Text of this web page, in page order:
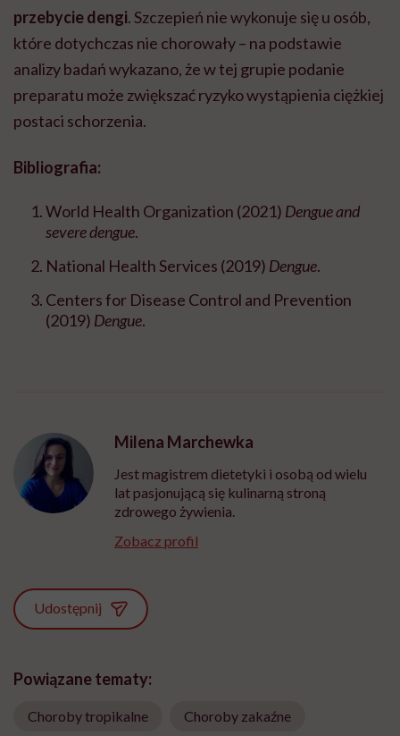
przebycie dengi. Szczepień nie wykonuje się u osób,
które dotychczas nie chorowały – na podstawie
analizy badań wykazano, że w tej grupie podanie
preparatu może zwiększać ryzyko wystąpienia ciężkiej
postaci schorzenia.
Bibliografia:
World Health Organization (2021) Dengue and
severe dengue.
National Health Services (2019) Dengue.
Centers for Disease Control and Prevention
(2019) Dengue.
Milena Marchewka
Jest magistrem dietetyki i osobą od wielu
lat pasjonującą się kulinarną stroną
zdrowego żywienia.
Zobacz profil
Udostępnij
Powiązane tematy:
Choroby tropikalne Choroby zakaźne